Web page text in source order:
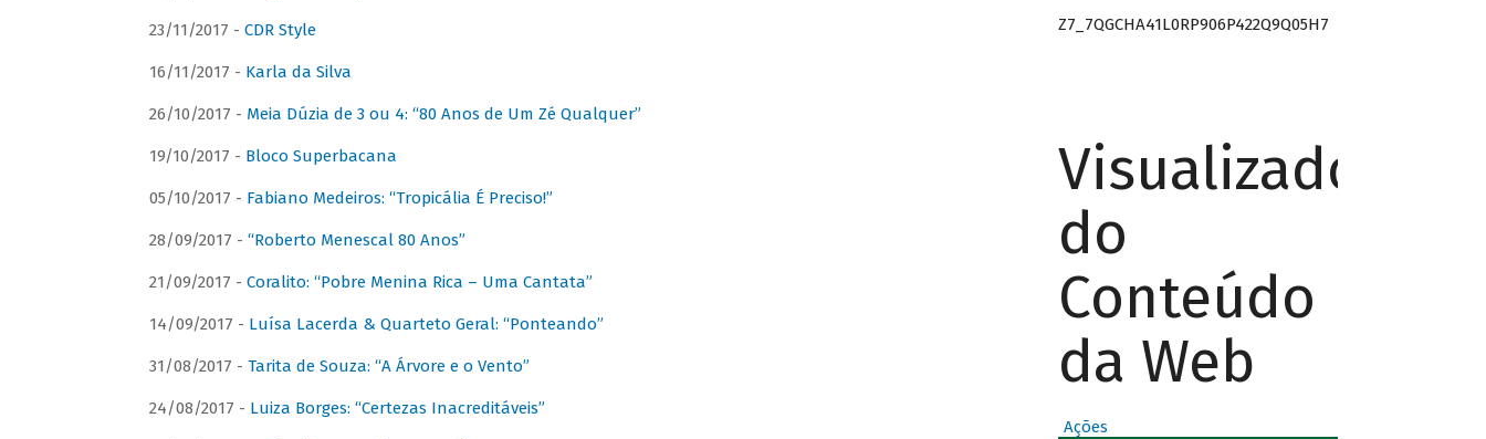
23/11/2017 - CDR Style
16/11/2017 - Karla da Silva
26/10/2017 - Meia Dúzia de 3 ou 4: “80 Anos de Um Zé Qualquer”
19/10/2017 - Bloco Superbacana
05/10/2017 - Fabiano Medeiros: “Tropicália É Preciso!”
28/09/2017 - “Roberto Menescal 80 Anos”
21/09/2017 - Coralito: “Pobre Menina Rica – Uma Cantata”
14/09/2017 - Luísa Lacerda & Quarteto Geral: “Ponteando”
31/08/2017 - Tarita de Souza: “A Árvore e o Vento”
24/08/2017 - Luiza Borges: “Certezas Inacreditáveis”
Z7_7QGCHA41L0RP906P422Q9Q05H7
Visualizador
do
Conteúdo
da Web
Ações